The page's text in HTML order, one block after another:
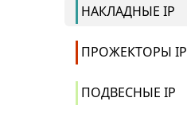
НАКЛАДНЫЕ IP
ПРОЖЕКТОРЫ IP
ПОДВЕСНЫЕ IP